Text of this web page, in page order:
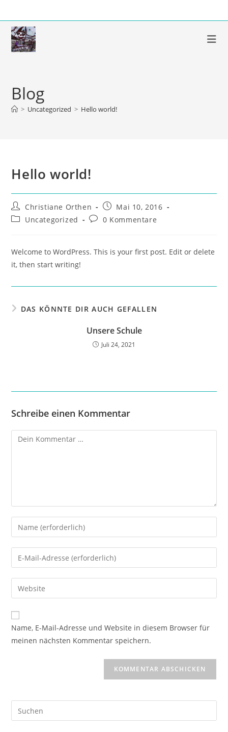
Inhalt
springen
Blog
> Uncategorized > Hello world!
Hello world!
Beitrags-
Autor:
Christiane Orthen
Beitrag
veröffentlicht:
Mai 10, 2016
Beitrags-
Uncategorized
Beitrags-
0 Kommentare
Welcome to WordPress. This is your first post. Edit or delete
it, then start writing!
DAS KÖNNTE DIR AUCH GEFALLEN
Unsere Schule
Juli 24, 2021
Schreibe einen Kommentar
Kommentar
Gib
deinen
Namen
oder
zum
Kommentieren
ein
Gib
deine
E-
Mail-
zum
Kommentieren
ein
Gib
deine
Website-
URL
Name, E-Mail-Adresse und Website in diesem Browser für
meinen nächsten Kommentar speichern.